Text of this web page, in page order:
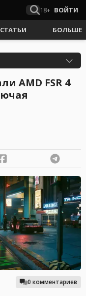
18+ ВОЙТИ
СТАТЬИ БОЛЬШЕ
AMD FSR 4
0 комментариев